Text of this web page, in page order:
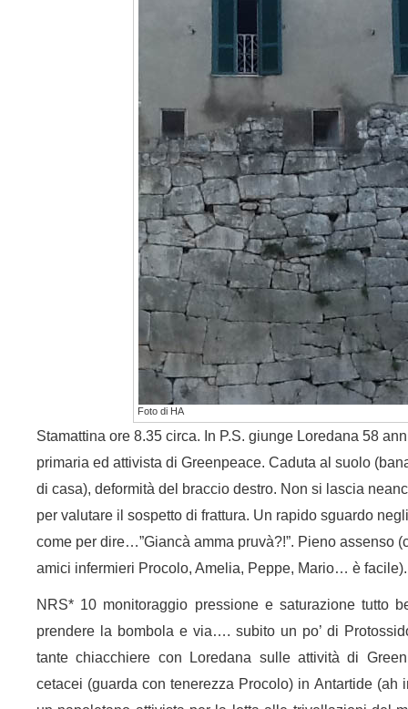
Foto di HA
Stamattina ore 8.35 circa. In P.S. giunge Loredana 58
primaria ed attivista di Greenpeace. Caduta al suolo
di casa), deformità del braccio destro. Non si lascia
per valutare il sospetto di frattura. Un rapido sguardo
come per dire…”Giancà amma pruvà?!”. Pieno assenso
amici infermieri Procolo, Amelia, Peppe, Mario… è facile).
NRS* 10 monitoraggio pressione e saturazione tutto
prendere la bombola e via…. subito un po’ di
tante chiacchiere con Loredana sulle attività di
cetacei (guarda con tenerezza Procolo) in Antartide (ah